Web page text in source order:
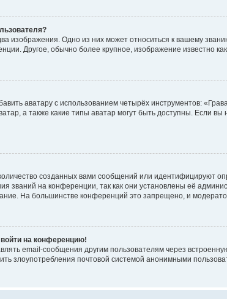
изображения. Одно из них может относиться к вашему
Другое, обычно более крупное, изображение известно
аватару с использованием четырёх инструментов:
а также какие типы аватар могут быть доступны. Если
созданных вами сообщений или идентифицируют
званий на конференции, так как они установлены её
На большинстве конференций это запрещено, и
на конференцию!
email-сообщения другим пользователям через
злоупотребления почтовой системой анонимными